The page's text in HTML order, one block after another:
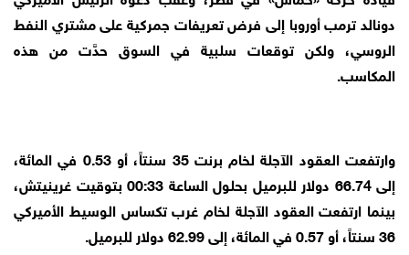
دونالد ترمب أوروبا إلى فرض تعريفات جمركية على مشتري النفط
الروسي، ولكن توقعات سلبية في السوق حدَّت من هذه
المكاسب.
وارتفعت العقود الآجلة لخام برنت 35 سنتاً، أو 0.53 في المائة،
إلى 66.74 دولار للبرميل بحلول الساعة 00:33 بتوقيت غرينيتش،
بينما ارتفعت العقود الآجلة لخام غرب تكساس الوسيط الأميركي
36 سنتاً، أو 0.57 في المائة، إلى 62.99 دولار للبرميل.